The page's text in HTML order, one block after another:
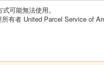
可能無法使用。
有者 United Parcel Service of